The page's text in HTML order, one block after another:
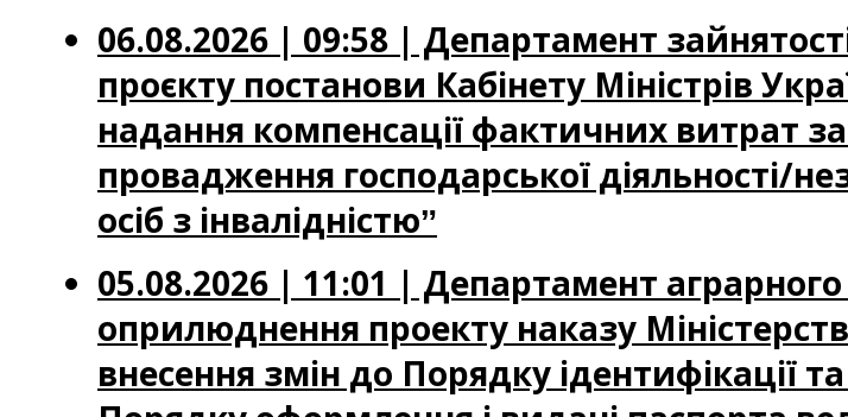
06.08.2026 | 09:58 | Департамент
проєкту постанови Кабінету Міністрів
надання компенсації фактичних витрат
провадження господарської діяльності/
осіб з інвалідністюˮ
05.08.2026 | 11:01 | Департамент
оприлюднення проекту наказу
внесення змін до Порядку ідентифікації